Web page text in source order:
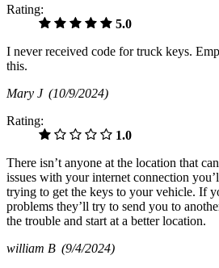
Rating:
5.0
I never received code for truck keys.
this.
Mary J (10/9/2024)
Rating:
1.0
There isn’t anyone at the location that
issues with your internet connection
trying to get the keys to your vehicle. If
problems they’ll try to send you to
the trouble and start at a better location.
william B (9/4/2024)